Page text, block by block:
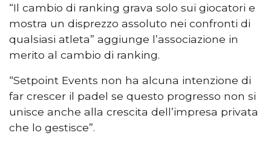
“Il cambio di ranking grava solo sui giocatori e
mostra un disprezzo assoluto nei confronti di
qualsiasi atleta” aggiunge l’associazione in
merito al cambio di ranking.
“Setpoint Events non ha alcuna intenzione di
far crescer il padel se questo progresso non si
unisce anche alla crescita dell’impresa privata
che lo gestisce”.